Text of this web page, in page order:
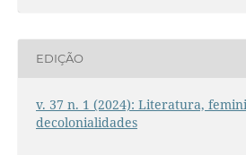
EDIÇÃO
v. 37 n. 1 (2024): Literatura,
decolonialidades